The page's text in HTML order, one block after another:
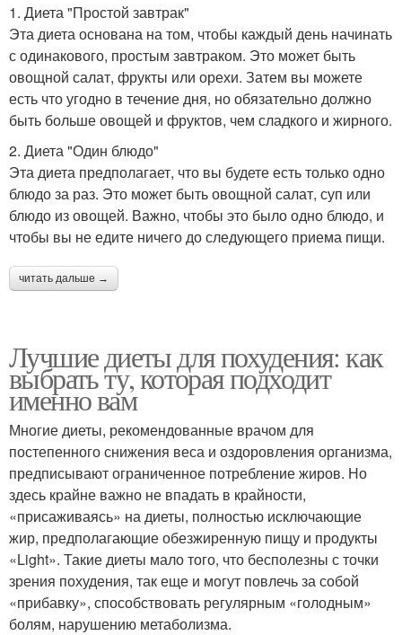
1. Диета "Простой завтрак"
Эта диета основана на том, чтобы каждый день начинать
с одинакового, простым завтраком. Это может быть
овощной салат, фрукты или орехи. Затем вы можете
есть что угодно в течение дня, но обязательно должно
быть больше овощей и фруктов, чем сладкого и жирного.
2. Диета "Один блюдо"
Эта диета предполагает, что вы будете есть только одно
блюдо за раз. Это может быть овощной салат, суп или
блюдо из овощей. Важно, чтобы это было одно блюдо, и
чтобы вы не едите ничего до следующего приема пищи.
читать дальше →
Лучшие диеты для похудения: как
выбрать ту, которая подходит
именно вам
Многие диеты, рекомендованные врачом для
постепенного снижения веса и оздоровления организма,
предписывают ограниченное потребление жиров. Но
здесь крайне важно не впадать в крайности,
«присаживаясь» на диеты, полностью исключающие
жир, предполагающие обезжиренную пищу и продукты
«Light». Такие диеты мало того, что бесполезны с точки
зрения похудения, так еще и могут повлечь за собой
«прибавку», способствовать регулярным «голодным»
болям, нарушению метаболизма.